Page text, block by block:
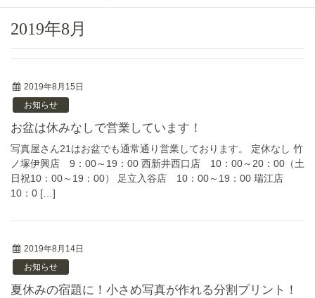
2019年8月
2019年8月15日
お知らせ
お盆は休みなしで営業しています！
写真屋さん21はお盆でも通常通り営業しております。 定休なし 竹
ノ塚伊興店 9：00～19：00 西新井西口店 10：00～20：00（土
日祝10：00～19：00） 足立入谷店 10：00～19：00 瑞江店
10：0 […]
2019年8月14日
お知らせ
夏休みの宿題に！小さめ写真が作れる分割プリント！